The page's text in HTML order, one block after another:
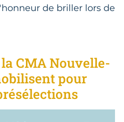
de briller lors de
CMA Nouvelle-
pour